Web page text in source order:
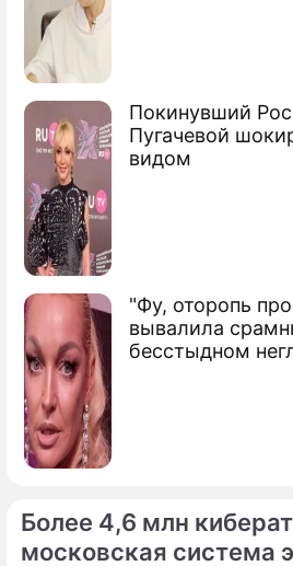
Покинувший
Пугачевой
видом
"Фу, оторопь
вывалила
бесстыдном
Более 4,6 млн
московская система